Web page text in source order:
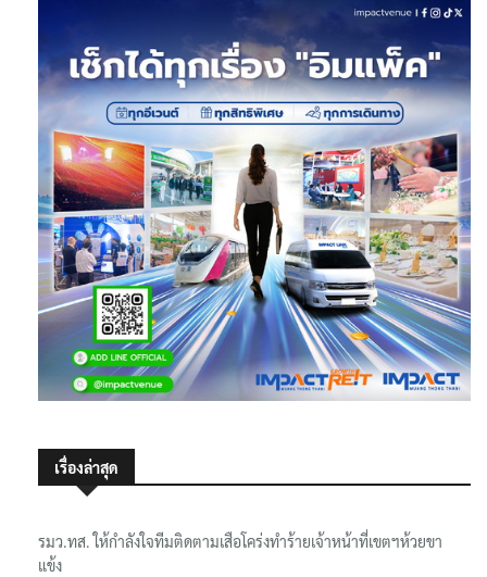
เรื่องล่าสุด
รมว.ทส. ให้กำลังใจทีมติดตามเสือโคร่งทำร้ายเจ้าหน้าที่เขตฯห้วยขา
แข้ง